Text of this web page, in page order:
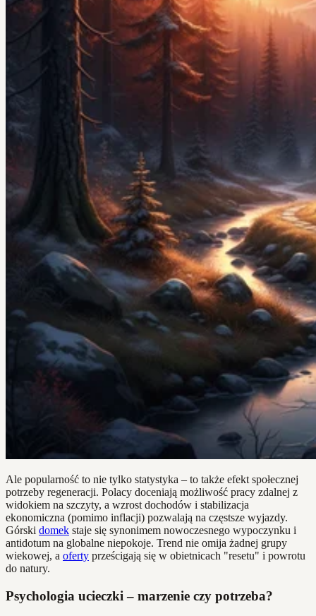
Ale popularność to nie tylko statystyka – to także efekt społecznej
potrzeby regeneracji. Polacy doceniają możliwość pracy zdalnej z
widokiem na szczyty, a wzrost dochodów i stabilizacja
ekonomiczna (pomimo inflacji) pozwalają na częstsze wyjazdy.
Górski domek staje się synonimem nowoczesnego wypoczynku i
antidotum na globalne niepokoje. Trend nie omija żadnej grupy
wiekowej, a oferty prześcigają się w obietnicach "resetu" i powrotu
do natury.
Psychologia ucieczki – marzenie czy potrzeba?